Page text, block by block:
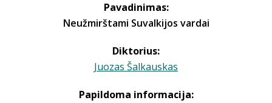
Pavadinimas:
Neužmirštami Suvalkijos vardai
Diktorius:
Juozas Šalkauskas
Papildoma informacija: